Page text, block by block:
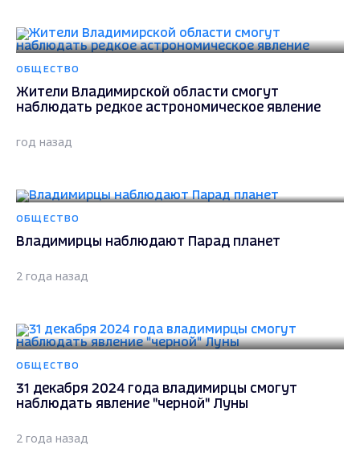
ОБЩЕСТВО
Жители Владимирской области смогут
наблюдать редкое астрономическое явление
год назад
ОБЩЕСТВО
Владимирцы наблюдают Парад планет
2 года назад
ОБЩЕСТВО
31 декабря 2024 года владимирцы смогут
наблюдать явление "черной" Луны
2 года назад